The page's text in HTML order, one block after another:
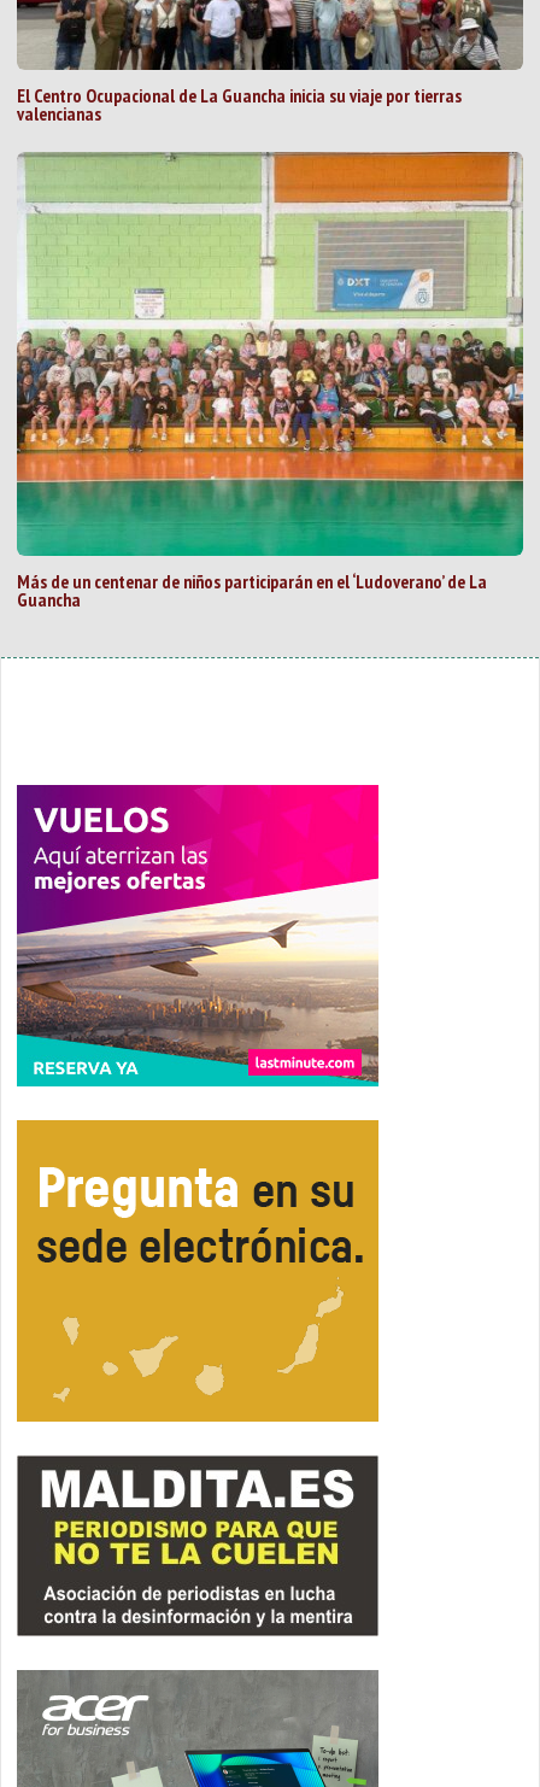
El Centro Ocupacional de La Guancha inicia su viaje por tierras
valencianas
Más de un centenar de niños participarán en el ‘Ludoverano’ de La
Guancha